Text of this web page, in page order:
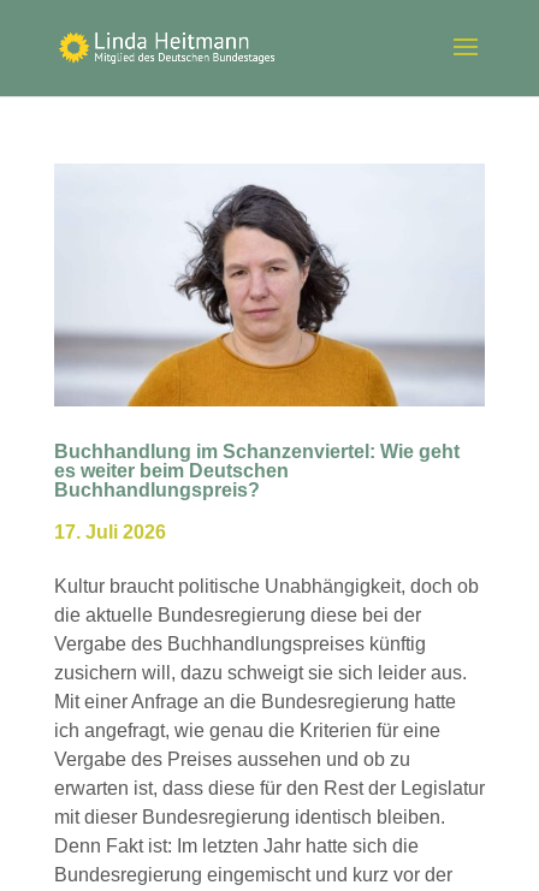
Buchhandlung im Schanzenviertel: Wie geht
es weiter beim Deutschen
Buchhandlungspreis?
17. Juli 2026
Kultur braucht politische Unabhängigkeit, doch ob
die aktuelle Bundesregierung diese bei der
Vergabe des Buchhandlungspreises künftig
zusichern will, dazu schweigt sie sich leider aus.
Mit einer Anfrage an die Bundesregierung hatte
ich angefragt, wie genau die Kriterien für eine
Vergabe des Preises aussehen und ob zu
erwarten ist, dass diese für den Rest der Legislatur
mit dieser Bundesregierung identisch bleiben.
Denn Fakt ist: Im letzten Jahr hatte sich die
Bundesregierung eingemischt und kurz vor der